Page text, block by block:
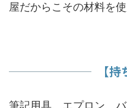
屋だからこその材料を
【持
筆記用具、エプロン、